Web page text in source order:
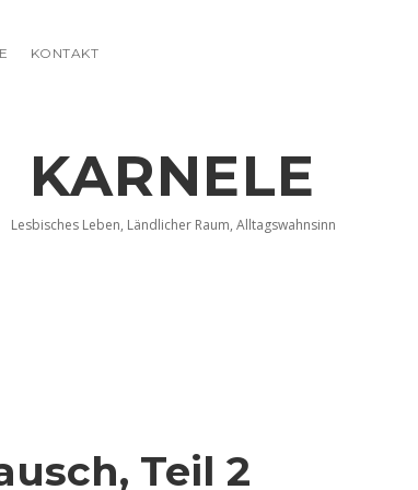
KONTAKT
KARNELE
Lesbisches Leben, Ländlicher Raum, Alltagswahnsinn
Teil 2